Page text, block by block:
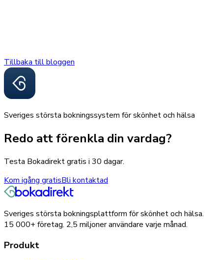
Tillbaka till bloggen
Sveriges största bokningssystem för skönhet och hälsa
Redo att förenkla din vardag?
Testa Bokadirekt gratis i 30 dagar.
Kom igång gratisBli kontaktad
Sveriges största bokningsplattform för skönhet och hälsa.
15 000+ företag. 2,5 miljoneranvändare varje månad.
Produkt